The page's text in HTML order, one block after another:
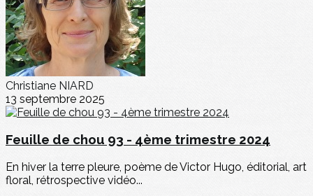
Christiane NIARD
13 septembre 2025
Feuille de chou 93 - 4ème trimestre 2024
En hiver la terre pleure, poème de Victor Hugo, éditorial, art
floral, rétrospective vidéo...